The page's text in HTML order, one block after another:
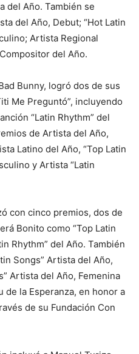
del Año. También se
del Año, Debut; “Hot Latin
Artista Regional
del Año.
Bunny, logró dos de sus
Me Preguntó”, incluyendo
“Latin Rhythm” del
de Artista del Año,
Latino del Año, “Top Latin
y Artista “Latin
con cinco premios, dos de
Bonito como “Top Latin
Rhythm” del Año. También
Songs” Artista del Año,
Artista del Año, Femenina
la Esperanza, en honor a
de su Fundación Con